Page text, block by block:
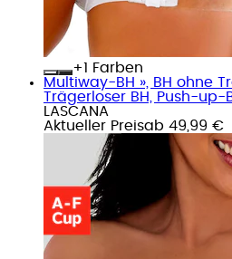
+
Farben
Multiway-BH », BH ohne
Trägerloser BH, Push-up-
LASCANA
Aktueller Preisab 49,99 €